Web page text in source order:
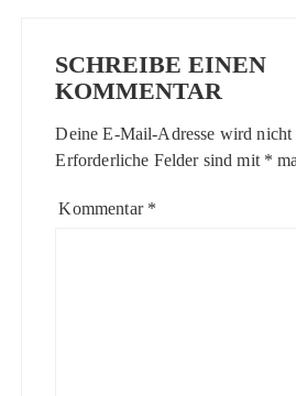
SCHREIBE EINEN
KOMMENTAR
Deine E-Mail-Adresse wird
Erforderliche Felder sind mit *
Kommentar *